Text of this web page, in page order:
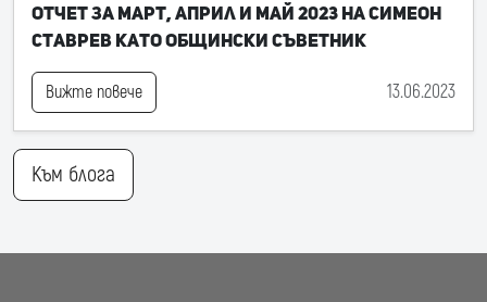
Отчет за март, април и май 2023 на Симеон
Ставрев като общински съветник
Вижте повече 13.06.2023
Към блога